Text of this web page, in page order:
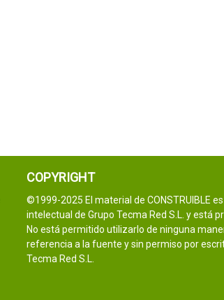
COPYRIGHT
©1999-2025 El material de CONSTRUIBLE
intelectual de Grupo Tecma Red S.L. y está
No está permitido utilizarlo de ninguna
referencia a la fuente y sin permiso por
Tecma Red S.L.